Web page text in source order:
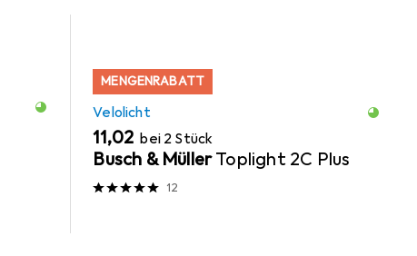
MENGENRABATT
Velolicht
EUR
11,02 bei 2 Stück
Busch & MüllerToplight 2C Plus
12